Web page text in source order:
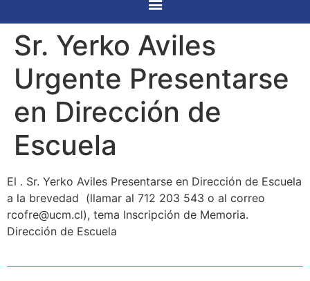
Sr. Yerko Aviles
Urgente Presentarse
en Dirección de
Escuela
El . Sr. Yerko Aviles Presentarse en Dirección de Escuela
a la brevedad (llamar al 712 203 543 o al correo
rcofre@ucm.cl), tema Inscripción de Memoria.
Dirección de Escuela